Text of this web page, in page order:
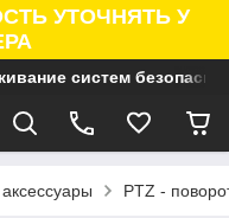
УТОЧНЯТЬ У
систем
PTZ -